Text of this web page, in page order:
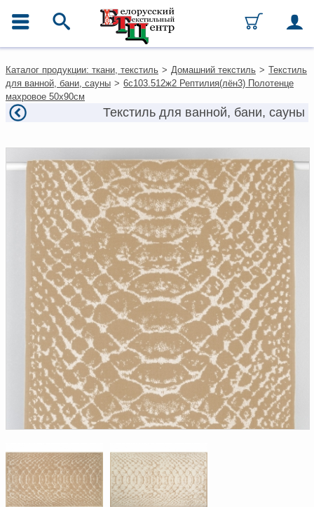
Каталог
Ткани
Домашний текстиль
Одежда
Текстиль для ресторанов и
гостиниц
Текстильная галантерея и
фурнитура
Условия работы
Оплата и доставка
Как оформить заказ
Вакансии
Как нас найти
Написать нам
Доверенность на
получение груза
Документы по работе с
персональными данными
Письмо руководителю
Вопросы и ответы
Новости | Статьи
Каталог продукции: ткани, текстиль > Домашний текстиль > Текстиль
для ванной, бани, сауны > 6с103.512ж2 Рептилия(лён3) Полотенце
махровое 50х90см
Текстиль для ванной, бани, сауны
Добавить
в